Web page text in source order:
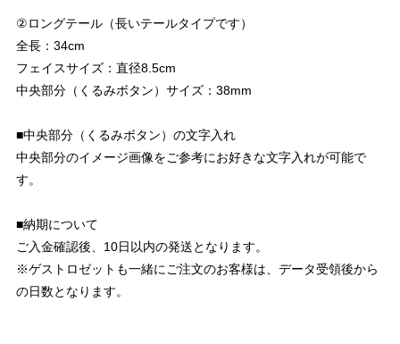
②ロングテール（長いテールタイプです）
全長：34cm
フェイスサイズ：直径8.5cm
中央部分（くるみボタン）サイズ：38mm
■中央部分（くるみボタン）の文字入れ
中央部分のイメージ画像をご参考にお好きな文字入れが可能で
す。
■納期について
ご入金確認後、10日以内の発送となります。
※ゲストロゼットも一緒にご注文のお客様は、データ受領後から
の日数となります。